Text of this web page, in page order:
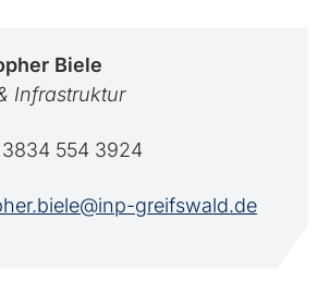
Biele
Infrastruktur
554 3924
greifswald.de